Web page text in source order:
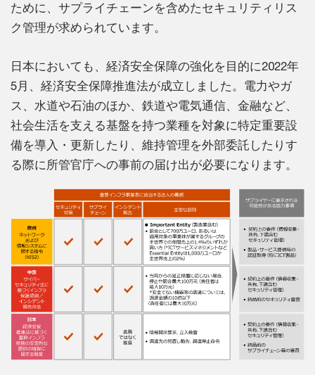
ために、サプライチェーンを含めたセキュリティリス
ク管理が求められています。
日本においても、経済安全保障の強化を目的に2022年
5月、経済安全保障推進法が成立しました。電力やガ
ス、水道や石油のほか、鉄道や電気通信、金融など、
社会生活を支える基盤を持つ業種を対象に特定重要設
備を導入・更新したり、維持管理を外部委託したりす
る際に所管官庁への事前の届け出が必要になります。